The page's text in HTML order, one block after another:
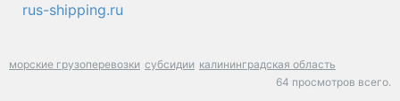
rus-shipping.ru
морские грузоперевозки субсидии калининградская область
64 просмотров всего.